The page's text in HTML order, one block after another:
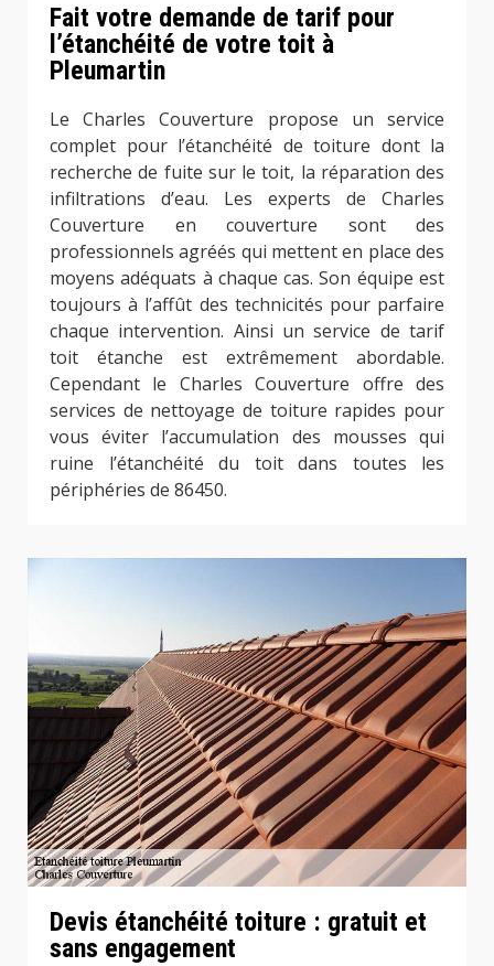
Fait votre demande de tarif pour
l’étanchéité de votre toit à
Pleumartin
Le Charles Couverture propose un service
complet pour l’étanchéité de toiture dont la
recherche de fuite sur le toit, la réparation des
infiltrations d’eau. Les experts de Charles
Couverture en couverture sont des
professionnels agréés qui mettent en place des
moyens adéquats à chaque cas. Son équipe est
toujours à l’affût des technicités pour parfaire
chaque intervention. Ainsi un service de tarif
toit étanche est extrêmement abordable.
Cependant le Charles Couverture offre des
services de nettoyage de toiture rapides pour
vous éviter l’accumulation des mousses qui
ruine l’étanchéité du toit dans toutes les
périphéries de 86450.
Devis étanchéité toiture : gratuit et
sans engagement